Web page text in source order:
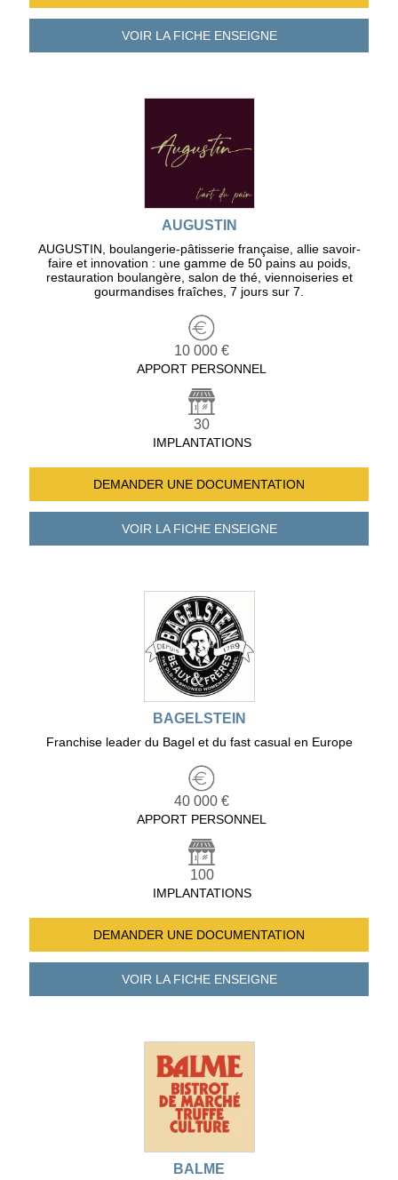
VOIR LA FICHEENSEIGNE
AUGUSTIN
AUGUSTIN, boulangerie-pâtisserie française, allie savoir-
faire et innovation : une gamme de 50 pains au poids,
restauration boulangère, salon de thé, viennoiseries et
gourmandises fraîches, 7 jours sur 7.
10 000 €
APPORT PERSONNEL
30
IMPLANTATIONS
DEMANDER UNE DOCUMENTATION
VOIR LA FICHEENSEIGNE
BAGELSTEIN
Franchise leader du Bagel et du fast casual en Europe
40 000 €
APPORT PERSONNEL
100
IMPLANTATIONS
DEMANDER UNE DOCUMENTATION
VOIR LA FICHEENSEIGNE
BALME